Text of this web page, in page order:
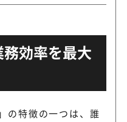
効率を最大
の特徴の一つは、誰